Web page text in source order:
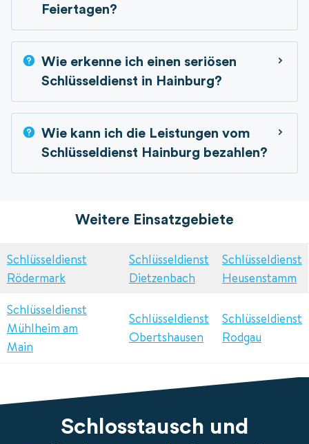
Feiertagen?
Wie erkenne ich einen seriösen
Schlüsseldienst in Hainburg?
Wie kann ich die Leistungen vom
Schlüsseldienst Hainburg bezahlen?
Weitere Einsatzgebiete
Schlüsseldienst
Rödermark
Schlüsseldienst
Dietzenbach
Schlüsseldienst
Heusenstamm
Schlüsseldienst
Mühlheim am
Main
Schlüsseldienst
Obertshausen
Schlüsseldienst
Rodgau
Schlosstausch und